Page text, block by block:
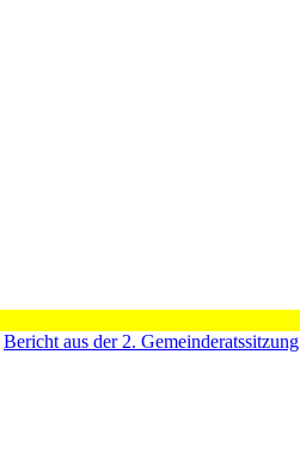
Bericht aus der 2. Gemeinderatssitzung